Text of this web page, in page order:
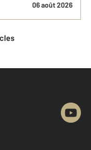
06 août 2026